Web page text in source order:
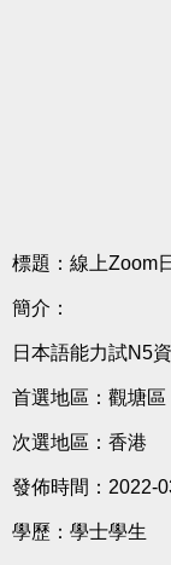
標題：線上Zoom
簡介：
日本語能力試N5
首選地區：觀塘區
次選地區：香港
發佈時間：2022-
學歷：學士學生